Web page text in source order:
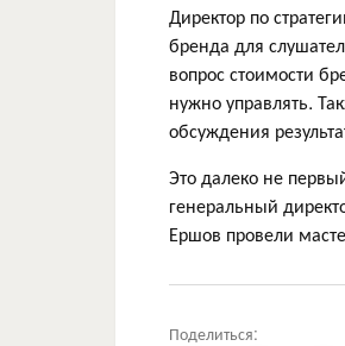
Директор по
бренда для
вопрос стоимости
нужно управлять.
обсуждения
Это далеко не
генеральный
Ершов провели
Поделиться: